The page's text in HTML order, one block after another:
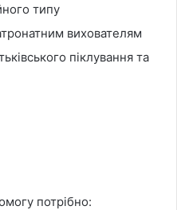
типу
вихователям
піклування та
потрібно: